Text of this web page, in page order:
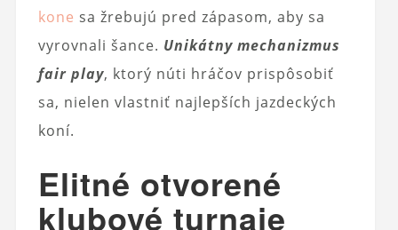
kone sa žrebujú pred zápasom, aby sa
vyrovnali šance. Unikátny mechanizmus
fair play, ktorý núti hráčov prispôsobiť
sa, nielen vlastniť najlepších jazdeckých
koní.
Elitné otvorené
klubové turnaje